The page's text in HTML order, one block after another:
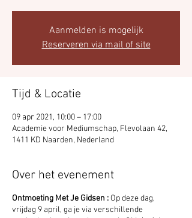
Aanmelden is mogelijk
Reserveren via mail of site
Tijd & Locatie
09 apr 2021, 10:00 – 17:00
Academie voor Mediumschap, Flevolaan 42,
1411 KD Naarden, Nederland
Over het evenement
Ontmoeting Met Je Gidsen : Op deze dag,
vrijdag 9 april, ga je via verschillende